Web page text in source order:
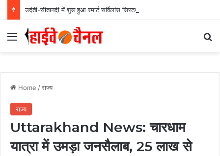
Menu
Home /राज्य
राज्य
Uttarakhand News: चारधाम
यात्रा में उमड़ा जनसैलाब, 25 लाख से